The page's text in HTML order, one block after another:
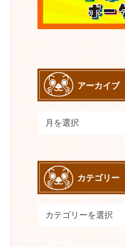
アーカイブ
カテゴリー